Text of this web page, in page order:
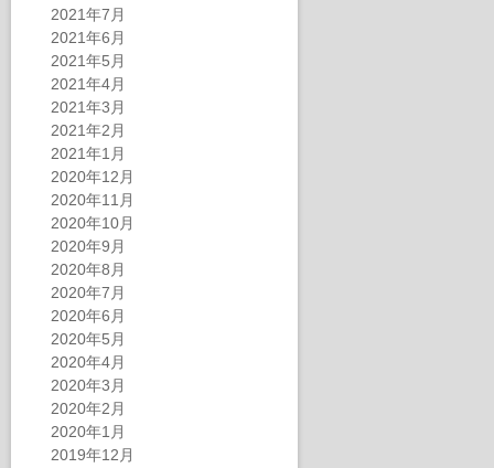
2021年7月
2021年6月
2021年5月
2021年4月
2021年3月
2021年2月
2021年1月
2020年12月
2020年11月
2020年10月
2020年9月
2020年8月
2020年7月
2020年6月
2020年5月
2020年4月
2020年3月
2020年2月
2020年1月
2019年12月